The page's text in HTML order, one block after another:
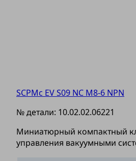
SCPMc EV S09 NC M8-6 NPN
№ детали: 10.02.02.06221
Миниатюрный компактный
управления вакуумными